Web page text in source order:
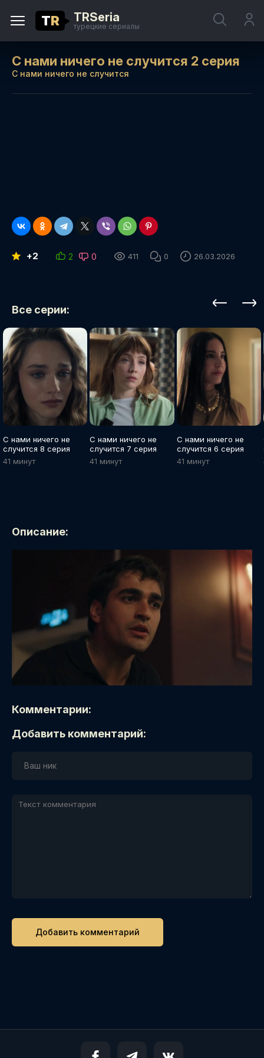
TR TRSeria
турецкие сериалы
С нами ничего не случится 2 серия
С нами ничего не случится
+2 2 0 411 0 26.03.2026
Все серии:
С нами ничего не
случится 8 серия
41 минут
С нами ничего не
случится 7 серия
41 минут
С нами ничего не
случится 6 серия
41 минут
Описание:
Комментарии:
Добавить комментарий: